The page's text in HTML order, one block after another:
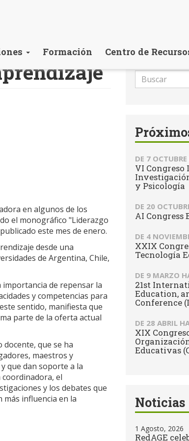
Formación Centro de
en algunos de los
el monográfico "Liderazgo
este mes de enero.
desde una
de Argentina, Chile,
de repensar la
y competencias para
sentido, manifiesta que
parte de la oferta actual
que se ha
maestros y
que dan soporte a la
el
y los debates que
más influencia en la
de
DE 7 OCTUBRE
VI Congreso
y Psicología
DE 20
AI Congress
DE 4
XXIX
Tecnología
DE 9 MARZO
21st
Education,
Conference
DE 28 ABRIL
XIX
Educativas
Noticias
1 Agosto, 2026
RedAGE